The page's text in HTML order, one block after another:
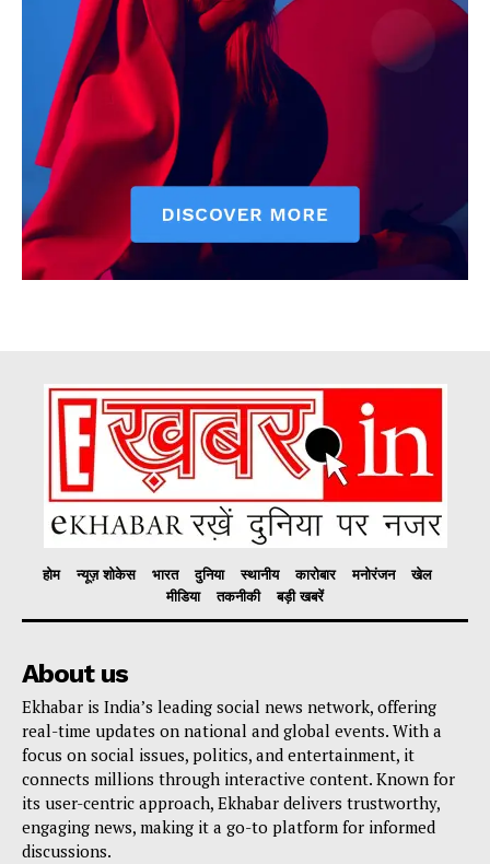
होम न्यूज़ शोकेस भारत दुनिया स्थानीय कारोबार मनोरंजन
खेल
मीडिया
तकनीकी बड़ी खबरें
About us
Ekhabar is India’s leading social news network, offering
real-time updates on national and global events. With a
focus on social issues, politics, and entertainment, it
connects millions through interactive content. Known for
its user-centric approach, Ekhabar delivers trustworthy,
engaging news, making it a go-to platform for informed
discussions.